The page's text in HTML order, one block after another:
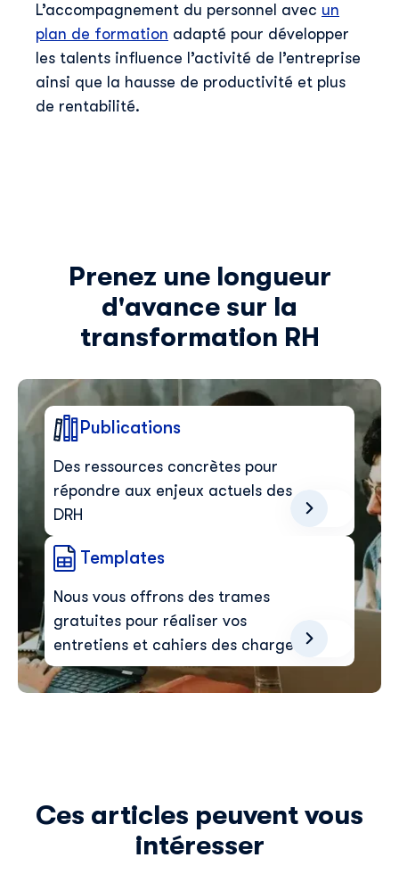
L’accompagnement du personnel avec un
plan de formation adapté pour développer
les talents influence l’activité de l’entreprise
ainsi que la hausse de productivité et plus
de rentabilité.
Prenez une longueur
d'avance sur la
transformation RH
Publications
Des ressources concrètes pour
répondre aux enjeux actuels des
DRH
Templates
Nous vous offrons des trames
gratuites pour réaliser vos
entretiens et cahiers des charges
Ces articles peuvent vous
intéresser